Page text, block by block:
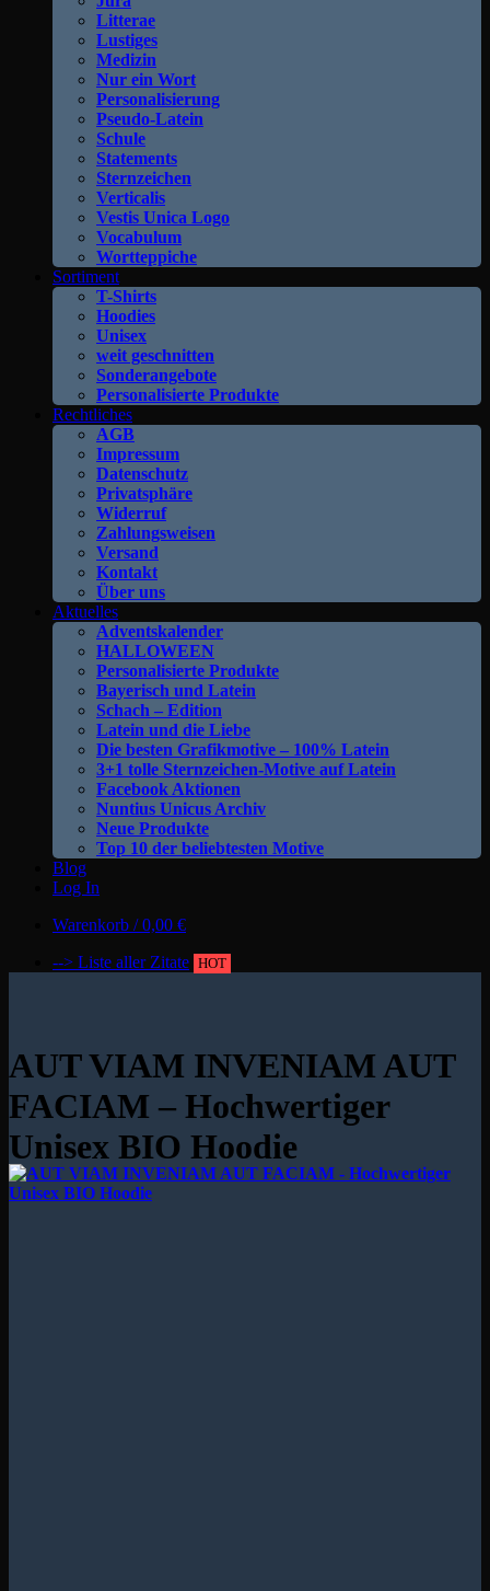
Litterae
Lustiges
Medizin
Nur ein Wort
Personalisierung
Pseudo-Latein
Schule
Statements
Sternzeichen
Verticalis
Vestis Unica Logo
Vocabulum
Wortteppiche
Sortiment
T-Shirts
Hoodies
Unisex
weit geschnitten
Sonderangebote
Personalisierte Produkte
Rechtliches
AGB
Impressum
Datenschutz
Privatsphäre
Widerruf
Zahlungsweisen
Versand
Kontakt
Über uns
Aktuelles
Adventskalender
HALLOWEEN
Personalisierte Produkte
Bayerisch und Latein
Schach – Edition
Latein und die Liebe
Die besten Grafikmotive – 100% Latein
3+1 tolle Sternzeichen-Motive auf Latein
Facebook Aktionen
Nuntius Unicus Archiv
Neue Produkte
Top 10 der beliebtesten Motive
Blog
Log In
Warenkorb /0,00 €
--> Liste aller Zitate HOT
AUT VIAM INVENIAM AUT
FACIAM – Hochwertiger
Unisex BIO Hoodie